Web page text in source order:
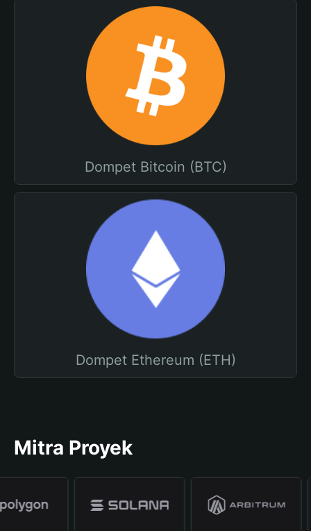
Dompet Bitcoin (BTC)
Dompet Ethereum (ETH)
Mitra Proyek